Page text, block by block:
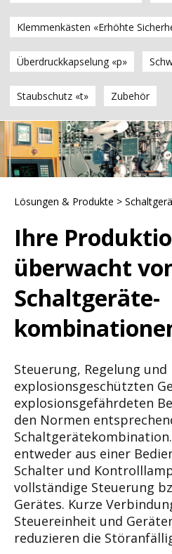
Klemmenkästen «Erhöhte
Überdruckkapselung «p»
Staubschutz «t» Zubehör
Lösungen & Produkte >
Ihre
überwacht
Schalt­geräte­
Steuerung, Regelung
explosionsgeschützten
explosionsgefährdeten
den Normen
entweder aus einer
Schalter und
vollständige Steuerung
Gerätes. Kurze
Steuereinheit und
reduzieren die